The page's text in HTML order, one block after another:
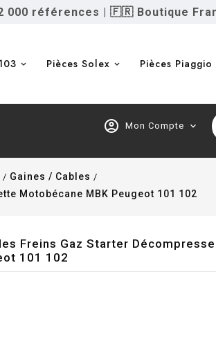
000 références | 🇫🇷 Boutique
Pièces Solex Pièces Piaggio
account_circle Mon Compte expand_more
Gaines / Cables
Motobécane MBK Peugeot 101 102
Freins Gaz Starter
101 102